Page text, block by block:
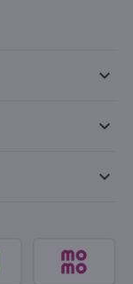
keyboard_arrow_down
keyboard_arrow_down
keyboard_arrow_down